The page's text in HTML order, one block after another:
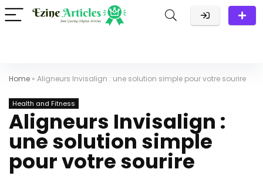
Home » Aligneurs Invisalign : une solution simple pour votre sourire
Health and Fitness
Aligneurs Invisalign :
une solution simple
pour votre sourire